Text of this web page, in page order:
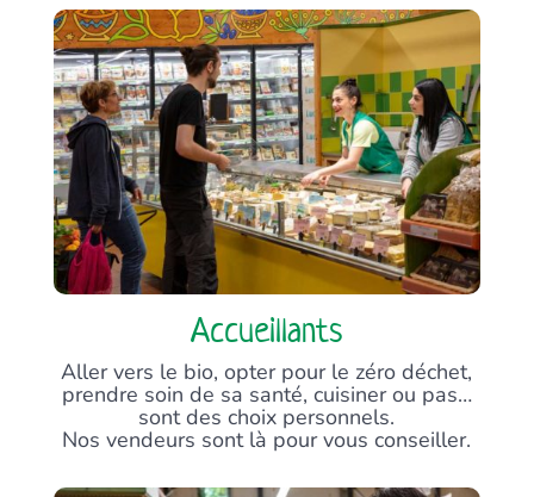
Accueillants
Aller vers le bio, opter pour le zéro déchet,
prendre soin de sa santé, cuisiner ou pas…
sont des choix personnels.
Nos vendeurs sont là pour vous conseiller.